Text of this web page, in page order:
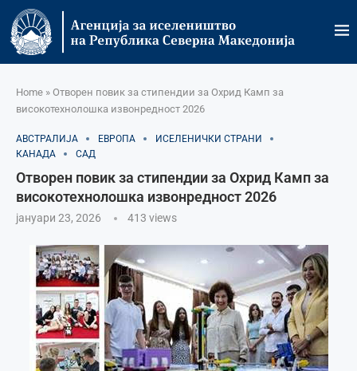
Home » Отворен повик за стипендии за Охрид Камп за
високотехнолошка извонредност 2026
АВСТРАЛИЈА ЕВРОПА
ИСЕЛЕНИЧКИ СТРАНИ
КАНАДА
САД
Отворен повик за стипендии за Охрид Камп за
високотехнолошка извонредност 2026
јануари 23, 2026 413 views